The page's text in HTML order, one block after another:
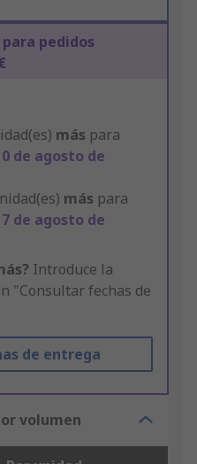
para pedidos
más para
de agosto de
más para
de agosto de
Introduce la
"Consultar fechas de
de entrega
volumen